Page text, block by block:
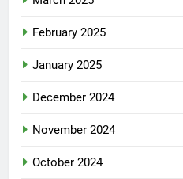
February 2025
January 2025
December 2024
November 2024
October 2024